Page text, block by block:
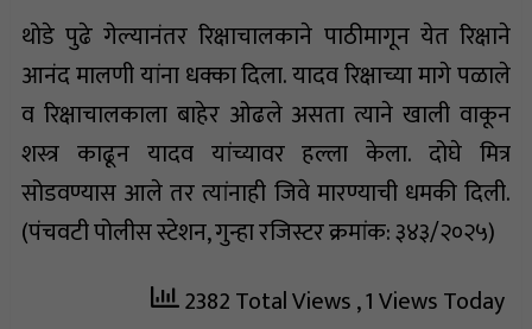
थोडे पुढे गेल्यानंतर रिक्षाचालकाने पाठीमागून येत रिक्षाने
आनंद मालणी यांना धक्का दिला. यादव रिक्षाच्या मागे पळाले
व रिक्षाचालकाला बाहेर ओढले असता त्याने खाली वाकून
शस्त्र काढून यादव यांच्यावर हल्ला केला. दोघे मित्र
सोडवण्यास आले तर त्यांनाही जिवे मारण्याची धमकी दिली.
(पंचवटी पोलीस स्टेशन, गुन्हा रजिस्टर क्रमांक: ३४३/२०२५)
2382 Total Views, 1 Views Today